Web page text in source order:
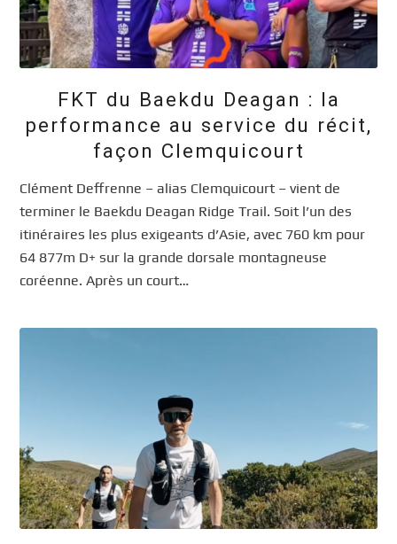
FKT du Baekdu Deagan : la
performance au service du récit,
façon Clemquicourt
Clément Deffrenne – alias Clemquicourt – vient de
terminer le Baekdu Deagan Ridge Trail. Soit l’un des
itinéraires les plus exigeants d’Asie, avec 760 km pour
64 877m D+ sur la grande dorsale montagneuse
coréenne. Après un court…